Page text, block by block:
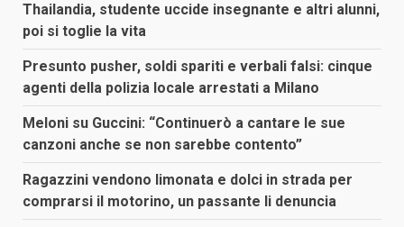
Thailandia, studente uccide insegnante e altri alunni,
poi si toglie la vita
Presunto pusher, soldi spariti e verbali falsi: cinque
agenti della polizia locale arrestati a Milano
Meloni su Guccini: “Continuerò a cantare le sue
canzoni anche se non sarebbe contento”
Ragazzini vendono limonata e dolci in strada per
comprarsi il motorino, un passante li denuncia